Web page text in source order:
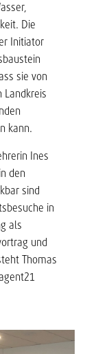
Die
Initiator
sie von
Landkreis
kann.
Ines
den
sind
in
als
und
Thomas